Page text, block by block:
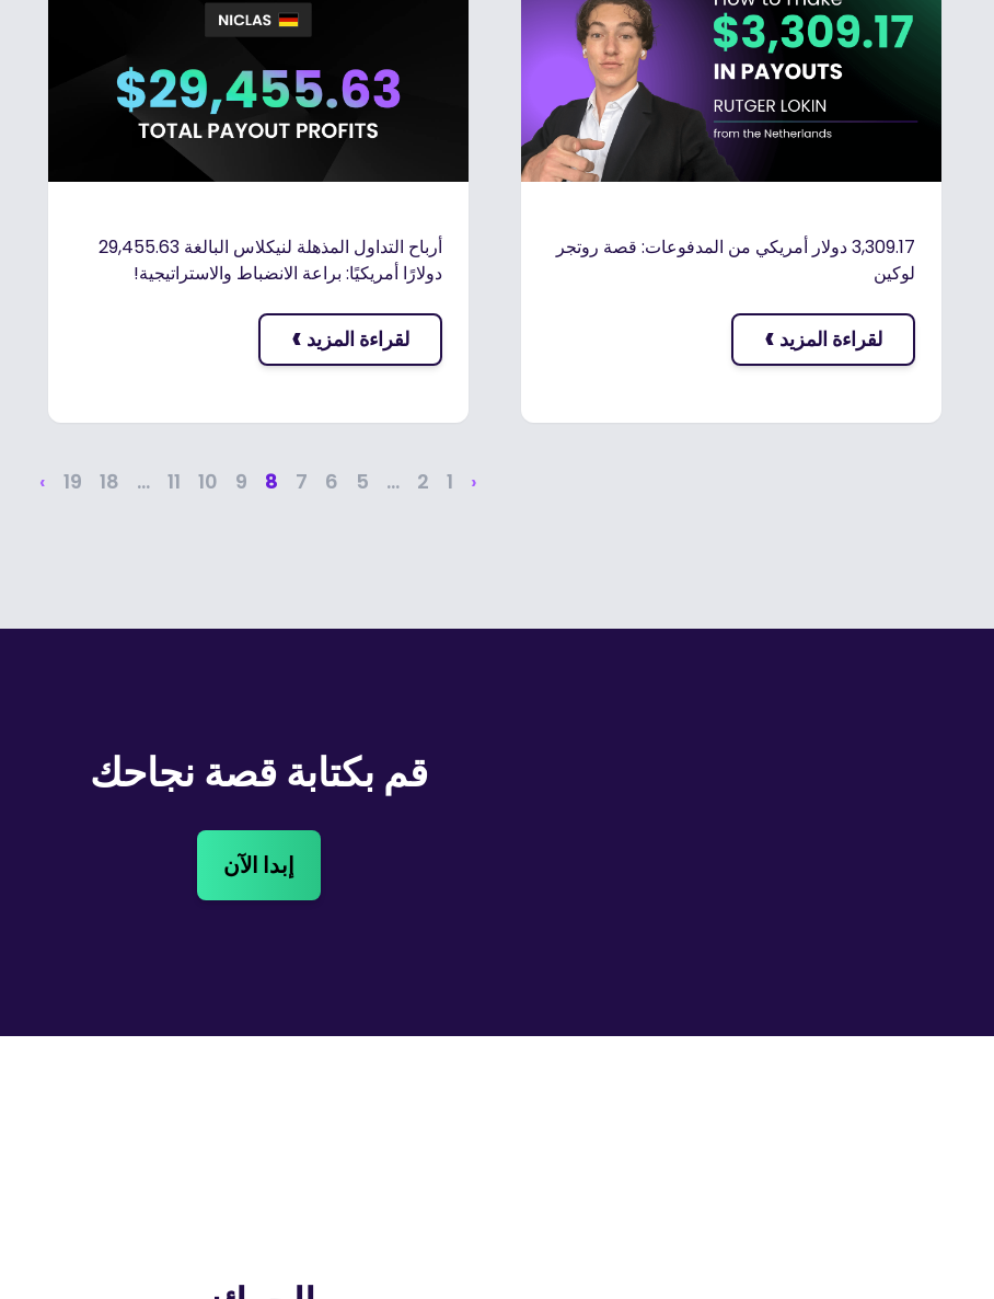
3,309.17 دولار أمريكي من المدفوعات: قصة روتجر
لوكين
لقراءة المزيد ›
أرباح التداول المذهلة لنيكلاس البالغة 29,455.63
دولارًا أمريكيًا: براعة الانضباط والاستراتيجية!
لقراءة المزيد ›
‹
1
2
...
5
6
7
8
9
10
11
...
18
19
›
قم بكتابة قصة نجاحك
إبدا الآن